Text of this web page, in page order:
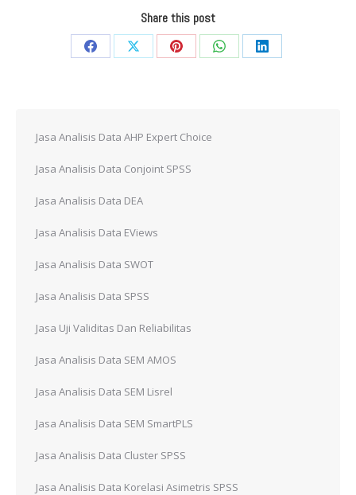
Share this post
Share
Share
Share
Share
Share
Jasa Analisis Data AHP Expert Choice
Jasa Analisis Data Conjoint SPSS
Jasa Analisis Data DEA
Jasa Analisis Data EViews
Jasa Analisis Data SWOT
Jasa Analisis Data SPSS
Jasa Uji Validitas Dan Reliabilitas
Jasa Analisis Data SEM AMOS
Jasa Analisis Data SEM Lisrel
Jasa Analisis Data SEM SmartPLS
Jasa Analisis Data Cluster SPSS
Jasa Analisis Data Korelasi Asimetris SPSS